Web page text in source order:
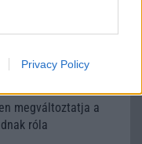
Privacy Policy
le a leplet az
funkció, amely
megváltoztatja a
róla